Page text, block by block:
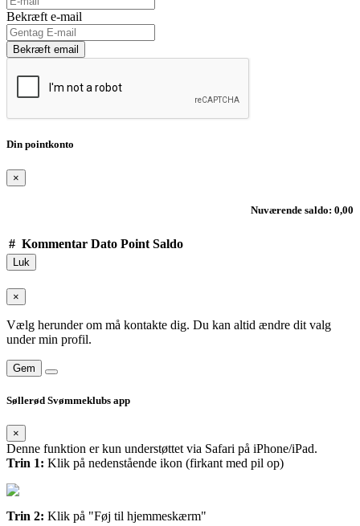
Bekræft e-mail
Bekræft email
Din pointkonto
×
Nuværende saldo: 0,00
# Kommentar Dato Point Saldo
Luk
×
Vælg herunder om må kontakte dig. Du kan altid ændre dit valg
under min profil.
Gem
Søllerød Svømmeklubs app
×
Denne funktion er kun understøttet via Safari på iPhone/iPad.
Trin 1: Klik på nedenstående ikon (firkant med pil op)
Trin 2: Klik på "Føj til hjemmeskærm"